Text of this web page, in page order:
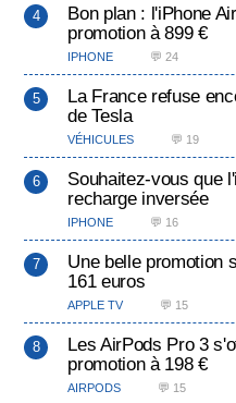
Bon plan : l'iPhone
promotion à 899 €
IPHONE 💬 24
La France refuse
de Tesla
VÉHICULES 💬 19
Souhaitez-vous que
recharge inversée
IPHONE 💬 16
Une belle promotion
161 euros
APPLE TV 💬 15
Les AirPods Pro 3
promotion à 198 €
AIRPODS 💬 15